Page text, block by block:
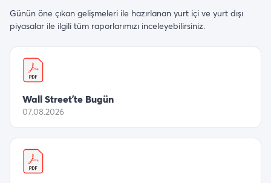
Günün öne çıkan gelişmeleri ile hazırlanan yurt içi ve yurt dışı
piyasalar ile ilgili tüm raporlarımızı inceleyebilirsiniz.
Wall Street’te Bugün
07.08.2026